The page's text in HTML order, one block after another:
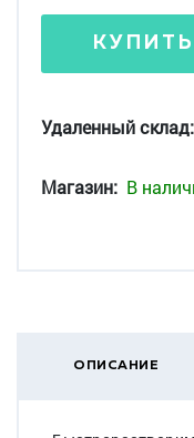
КУПИТЬ
Удаленный склад:
Магазин: В
ОПИСАНИЕ